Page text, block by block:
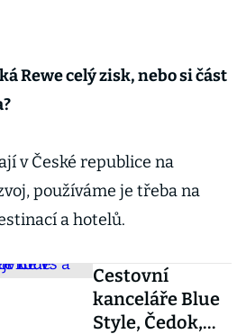
Rewe celý zisk, nebo si část
v České republice na
používáme je třeba na
a hotelů.
Cestovní
kanceláře Blue
Style, Čedok,